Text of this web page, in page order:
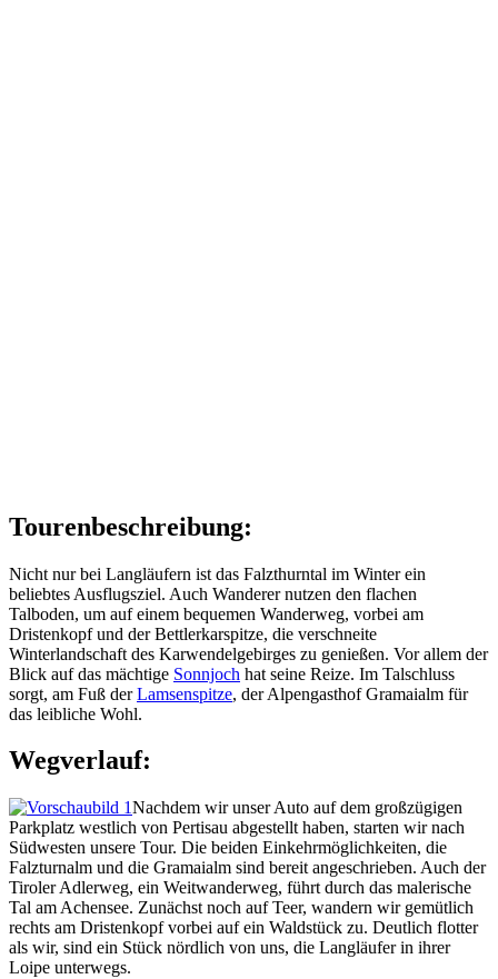
Tourenbeschreibung:
Nicht nur bei Langläufern ist das Falzthurntal im Winter ein
beliebtes Ausflugsziel. Auch Wanderer nutzen den flachen
Talboden, um auf einem bequemen Wanderweg, vorbei am
Dristenkopf und der Bettlerkarspitze, die verschneite
Winterlandschaft des Karwendelgebirges zu genießen. Vor allem der
Blick auf das mächtige Sonnjoch hat seine Reize. Im Talschluss
sorgt, am Fuß derLamsenspitze, der Alpengasthof Gramaialm für
das leibliche Wohl.
Wegverlauf:
Nachdem wir unser Auto auf dem großzügigen
Parkplatz westlich von Pertisau abgestellt haben, starten wir nach
Südwesten unsere Tour. Die beiden Einkehrmöglichkeiten, die
Falzturnalm und die Gramaialm sind bereit angeschrieben. Auch der
Tiroler Adlerweg, ein Weitwanderweg, führt durch das malerische
Tal am Achensee. Zunächst noch auf Teer, wandern wir gemütlich
rechts am Dristenkopf vorbei auf ein Waldstück zu. Deutlich flotter
als wir, sind ein Stück nördlich von uns, die Langläufer in ihrer
Loipe unterwegs.